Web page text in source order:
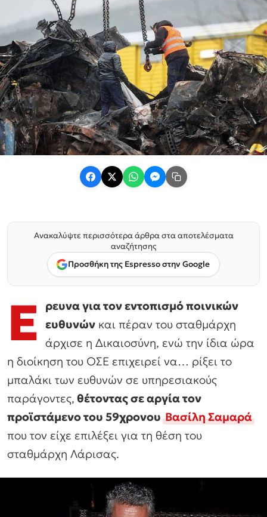
Ανακαλύψτε περισσότερα άρθρα στα αποτελέσματα
αναζήτησης
Προσθήκη της Espresso στην Google
Έ ρευναγια τον εντοπισμό ποινικών
ευθυνών και πέραν του σταθμάρχη
άρχισε η Δικαιοσύνη, ενώ την ίδια ώρα
η διοίκηση του ΟΣΕ επιχειρεί να… ρίξει το
μπαλάκι των ευθυνών σε υπηρεσιακούς
παράγοντες, θέτοντας σε αργία τον
προϊστάμενο του 59χρονουΒασίλη Σαμαρά
που τον είχε επιλέξει για τη θέση του
σταθμάρχη Λάρισας.